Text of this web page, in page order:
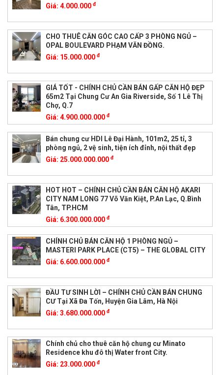
Giá: 4.000.000 đ
CHO THUÊ CĂN GÓC CAO CẤP 3 PHÒNG NGỦ –
OPAL BOULEVARD PHẠM VĂN ĐỒNG.
Giá: 15.000.000 đ
GIÁ TỐT - CHÍNH CHỦ CẦN BÁN GẤP CĂN HỘ ĐẸP
65m2 Tại Chung Cư An Gia Riverside, Số 1 Lê Thị
Chợ, Q.7
Giá: 4.900.000.000 đ
Bán chung cư HDI Lê Đại Hành, 101m2, 25 tỉ, 3
phòng ngủ, 2 vệ sinh, tiện ích đỉnh, nội thất đẹp
Giá: 25.000.000.000 đ
HOT HOT – CHÍNH CHỦ CẦN BÁN CĂN HỘ AKARI
CITY NAM LONG 77 Võ Văn Kiệt, P.An Lạc, Q.Bình
Tân, TP.HCM
Giá: 6.300.000.000 đ
CHÍNH CHỦ BÁN CĂN HỘ 1 PHÒNG NGỦ –
MASTERI PARK PLACE (CT5) – THE GLOBAL CITY
Giá: 6.600.000.000 đ
ĐẦU TƯ SINH LỜI – CHÍNH CHỦ CẦN BÁN CHUNG
CƯ Tại Xã Đa Tốn, Huyện Gia Lâm, Hà Nội
Giá: 3.680.000.000 đ
Chính chủ cho thuê căn hộ chung cư Minato
Residence khu đô thị Water front City.
Giá: 23.000.000 đ